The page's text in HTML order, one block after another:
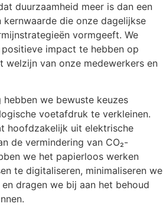
duurzaamheid meer is dan een
die onze dagelijkse
vormgeeft. We
impact te hebben op
welzijn van onze medewerkers en
we bewuste keuzes
voetafdruk te verkleinen.
hoofdzakelijk uit elektrische
de vermindering van CO₂-
we het papierloos werken
te digitaliseren, minimaliseren we
dragen we bij aan het behoud